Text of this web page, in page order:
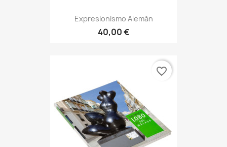
Expresionismo Alemán
40,00 €
favorite_border